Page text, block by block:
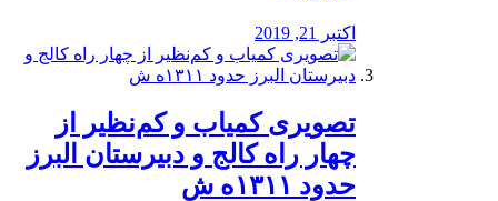
اکتبر 21, 2019
️تصویری کمیاب و کم‌نظیر از
چهار راه كالج و دبيرستان البرز
حدود ۱۳۱۱ه ش